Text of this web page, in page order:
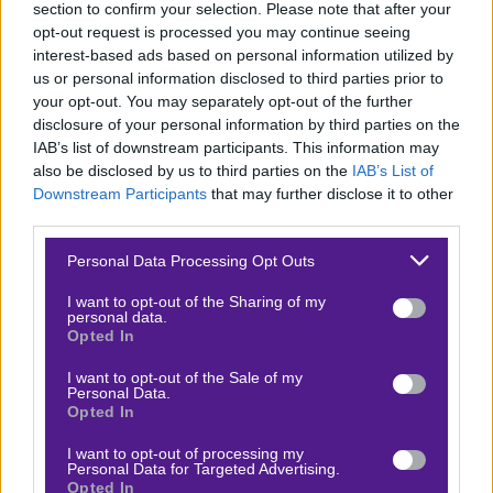
section to confirm your selection. Please note that after your
opt-out request is processed you may continue seeing
interest-based ads based on personal information utilized by
us or personal information disclosed to third parties prior to
your opt-out. You may separately opt-out of the further
disclosure of your personal information by third parties on the
IAB’s list of downstream participants. This information may
also be disclosed by us to third parties on the IAB’s List of
Downstream Participants that may further disclose it to other
Please note that this website/app uses one or more Google
not limited to your visit or usage behaviour. You may click to
grant or deny consent to Google and its third-party tags to
use your data for below specified purposes in below Google
consent section.
Personal Data Processing Opt Outs
I want to opt-out of the Sharing of my
personal data.
Opted In
I want to opt-out of the Sale of my
Personal Data.
Opted In
I want to opt-out of processing my
Personal Data for Targeted Advertising.
Opted In
εσύ, δηλαδή;
Μάθετε, βέβαια, ότιγια την AS Pompier αυτός είναι
μόλις ο τρίτος της χρόνοςστην Α’ κατηγορία της
Μαυριτανίας, τα δύο προηγούμενα τερμάτισε περίπου
στην οκτάδα και φέτος, παρά την εξαιρετική της αρχή,
κάπου εκεί τη βλέπουμε να υποχωρεί.Η Tevragh Zeina
είναι ομάδα πρώτης τριάδαςτα τελευταία χρόνια,
σύλλογος με ιστορία, με εκτόπισμα,και βέβαια με
πολύ κακή αρχή στο πρωτάθλημα(έστω κι αν από
τις ήττες της μόνο μία χαρακτηρίζεται «κακή», οι άλλες
Υπερβολικό κι εδώ το σετ.
έχει ρεκόρ 3-1-0 μέσα-έξωμε τη συγκεκριμένη ομάδα.